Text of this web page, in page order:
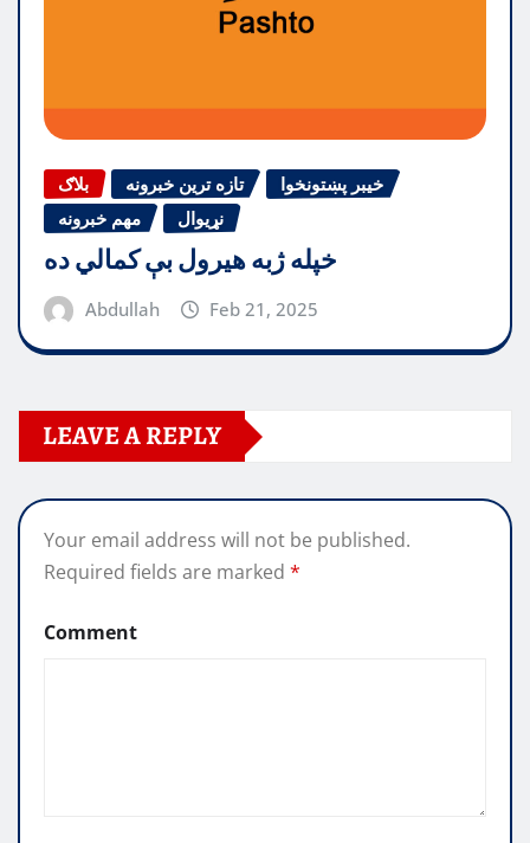
بلاګ تازه ترین خبرونه
خیبر پښتونخوا
مهم خبرونه
نړیوال
خپله ژبه هیرول بې کمالي ده
Abdullah Feb 21, 2025
LEAVE A REPLY
Your email address will not be published.
Required fields are marked *
Comment